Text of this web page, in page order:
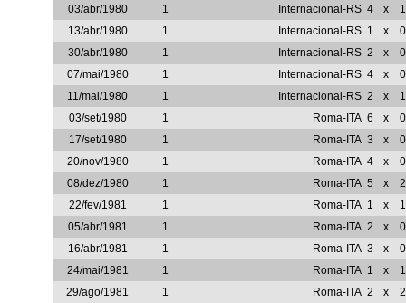
03/abr/1980
1 Internacional-RS 4 x
1
13/abr/1980
1 Internacional-RS 1 x
0
30/abr/1980
1 Internacional-RS 2 x
0
07/mai/1980
1 Internacional-RS 4 x
0
11/mai/1980
1 Internacional-RS 2 x
1
03/set/1980
1 Roma-ITA 6 x
0
17/set/1980
1 Roma-ITA 3 x
0
20/nov/1980
1 Roma-ITA 4 x
0
08/dez/1980
1 Roma-ITA 5 x
2
22/fev/1981
1 Roma-ITA 1 x
1
05/abr/1981
1 Roma-ITA 2 x
0
16/abr/1981
1 Roma-ITA 3 x
0
24/mai/1981
1 Roma-ITA 1 x
1
29/ago/1981
1 Roma-ITA 2 x
2